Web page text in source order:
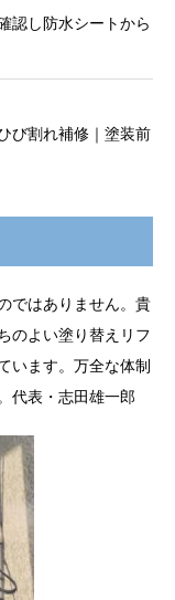
認し防水シートから
び割れ補修｜塗装前
ではありません。貴
のよい塗り替えリフ
います。万全な体制
代表・志田雄一郎